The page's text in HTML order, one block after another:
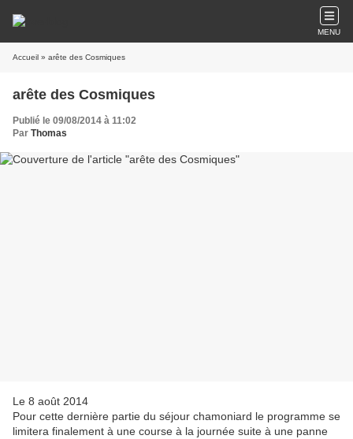
MENU
Accueil » arête des Cosmiques
arête des Cosmiques
Publié le 09/08/2014 à 11:02
Par Thomas
Le 8 août 2014
Pour cette dernière partie du séjour chamoniard le programme se
limitera finalement à une course à la journée suite à une panne